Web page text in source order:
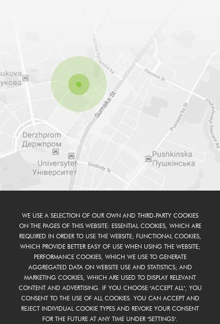
WE USE A SELECTION OF OUR OWN AND THIRD-PARTY COOKIES
ON THE PAGES OF THIS WEBSITE: ESSENTIAL COOKIES, WHICH ARE
REQUIRED IN ORDER TO USE THE WEBSITE; FUNCTIONAL COOKIES,
WHICH PROVIDE BETTER EASY OF USE WHEN USING THE WEBSITE;
PERFORMANCE COOKIES, WHICH WE USE TO GENERATE
AGGREGATED DATA ON WEBSITE USE AND STATISTICS; AND
MARKETING COOKIES, WHICH ARE USED TO DISPLAY RELEVANT
CONTENT AND ADVERTISING. IF YOU CHOOSE "ACCEPT ALL", YOU
CONSENT TO THE USE OF ALL COOKIES. YOU CAN ACCEPT AND
REJECT INDIVIDUAL COOKIE TYPES AND REVOKE YOUR CONSENT
FOR THE FUTURE AT ANY TIME UNDER "SETTINGS".